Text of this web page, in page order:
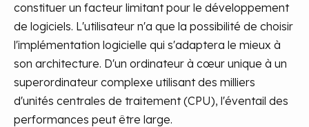
constituer un facteur limitant pour le développement
de logiciels. L'utilisateur n'a que la possibilité de choisir
l'implémentation logicielle qui s'adaptera le mieux à
son architecture. D'un ordinateur à cœur unique à un
superordinateur complexe utilisant des milliers
d'unités centrales de traitement (CPU), l'éventail des
performances peut être large.